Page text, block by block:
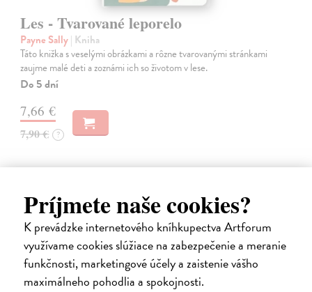
Príjmete naše cookies?
K prevádzke internetového kníhkupectva Artforum
využívame cookies slúžiace na zabezpečenie a meranie
funkčnosti, marketingové účely a zaistenie vášho
maximálneho pohodlia a spokojnosti.
Les - Tvarované leporelo
Payne Sally| Kniha
Táto knižka s veselými obrázkami a rôzne tvarovanými stránkami
zaujme malé deti a zoznámi ich so životom v lese.
Do 5 dní
7,66 €
7,90 € ?